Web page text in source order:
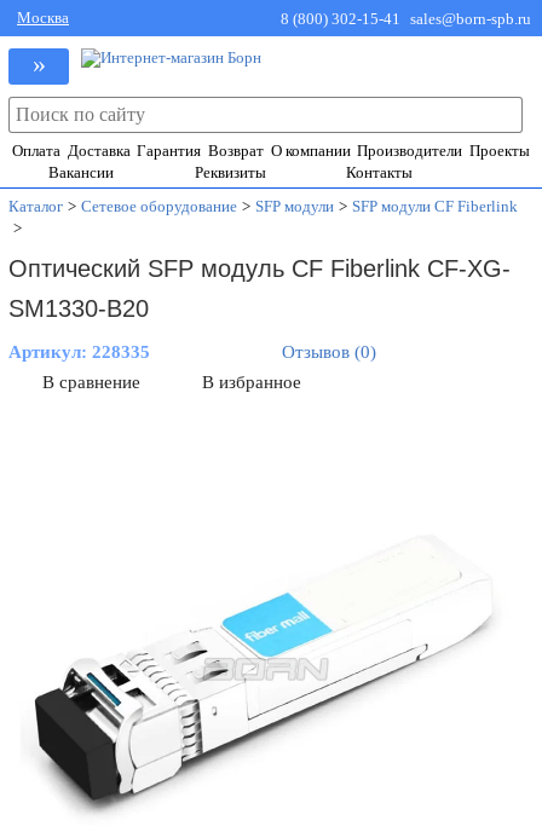
Москва 8 (800) 302-15-41 sales@born-spb.ru
»
Оплата Доставка Гарантия Возврат О компании Производители Проекты
Вакансии
Реквизиты
Контакты
Каталог > Сетевое оборудование > SFP модули > SFP модули CF Fiberlink
>
Оптический SFP модуль CF Fiberlink CF-XG-
SM1330-B20
Артикул:228335
Отзывов (0)
В сравнение
В избранное